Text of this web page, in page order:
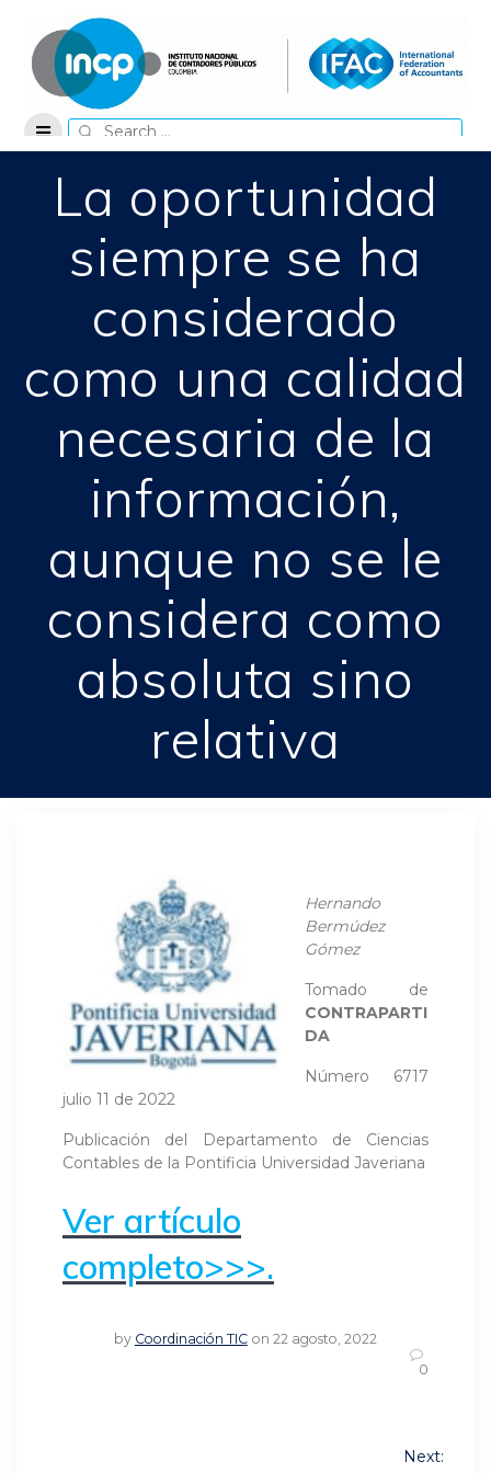
content
Search
for:
La oportunidad
siempre se ha
considerado
como una calidad
necesaria de la
información,
aunque no se le
considera como
absoluta sino
relativa
Hernando
Bermúdez
Gómez
Tomado de
CONTRAPARTI
DA
Número 6717
julio 11 de 2022
Publicación del Departamento de Ciencias
Contables de la Pontificia Universidad Javeriana
Ver artículo
completo>>>.
by Coordinación TIC on 22 agosto, 2022
0
Next: